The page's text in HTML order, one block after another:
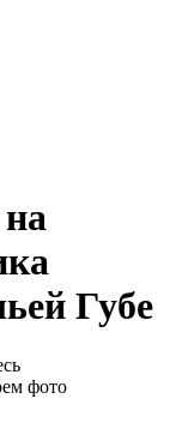
Губе
фото